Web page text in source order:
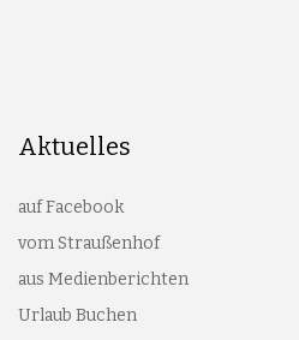
Aktuelles
auf Facebook
vom Straußenhof
aus Medienberichten
Urlaub Buchen